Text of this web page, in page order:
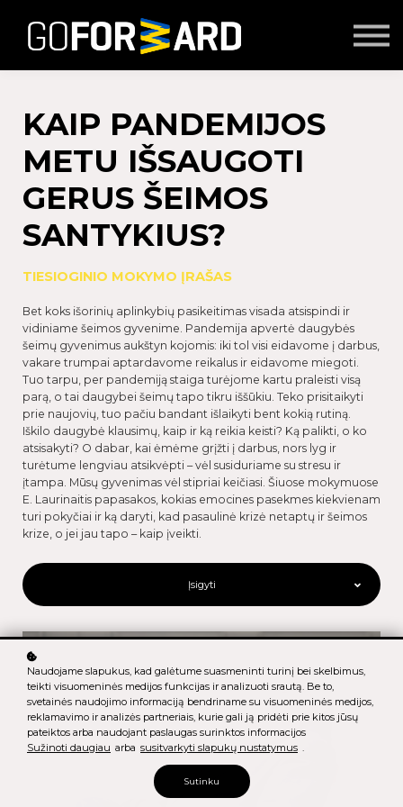
Seminarai
Prisijungti
KAIP PANDEMIJOS
METU IŠSAUGOTI
GERUS ŠEIMOS
SANTYKIUS?
TIESIOGINIO MOKYMO ĮRAŠAS
Bet koks išorinių aplinkybių pasikeitimas visada atsispindi ir
vidiniame šeimos gyvenime. Pandemija apvertė daugybės
šeimų gyvenimus aukštyn kojomis: iki tol visi eidavome į darbus,
vakare trumpai aptardavome reikalus ir eidavome miegoti.
Tuo tarpu, per pandemiją staiga turėjome kartu praleisti visą
parą, o tai daugybei šeimų tapo tikru iššūkiu. Teko prisitaikyti
prie naujovių, tuo pačiu bandant išlaikyti bent kokią rutiną.
Iškilo daugybė klausimų, kaip ir ką reikia keisti? Ką palikti, o ko
atsisakyti? O dabar, kai ėmėme grįžti į darbus, nors lyg ir
turėtume lengviau atsikvėpti – vėl susiduriame su stresu ir
įtampa. Mūsų gyvenimas vėl stipriai keičiasi. Šiuose mokymuose
E. Laurinaitis papasakos, kokias emocines pasekmes kiekvienam
turi pokyčiai ir ką daryti, kad pasaulinė krizė netaptų ir šeimos
krize, o jei jau tapo – kaip įveikti.
Įsigyti
Naudojame slapukus, kad galėtume suasmeninti turinį bei skelbimus,
teikti visuomeninės medijos funkcijas ir analizuoti srautą. Be to,
svetainės naudojimo informaciją bendriname su visuomeninės medijos,
reklamavimo ir analizės partneriais, kurie gali ją pridėti prie kitos jūsų
pateiktos arba naudojant paslaugas surinktos informacijos
Sužinoti daugiau arba susitvarkyti slapukų nustatymus .
Sutinku